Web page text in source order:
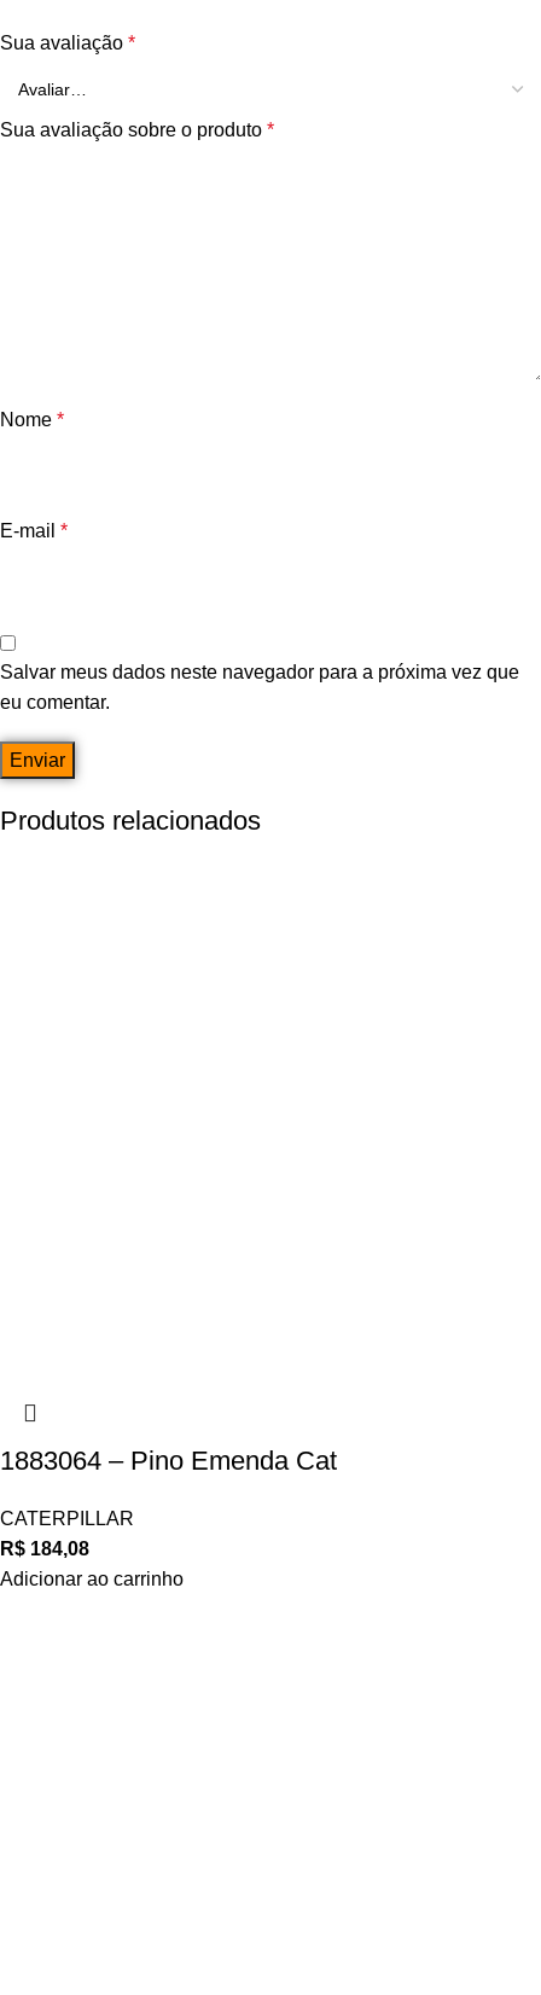
Sua avaliação *
Sua avaliação sobre o produto *
Nome *
E-mail *
Salvar meus dados neste navegador para a próxima vez que
eu comentar.
Produtos relacionados
1883064 – Pino Emenda Cat
CATERPILLAR
R$ 184,08
Adicionar ao carrinho